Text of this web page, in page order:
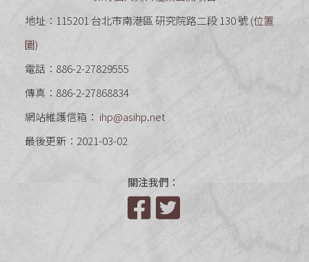
地址：115201 台北市南港區 研究院路二段 130 號 (位置
圖)
電話：886-2-27829555
傳真：886-2-27868834
網站維護信箱： ihp@asihp.net
最後更新：2021-03-02
關注我們：
Facebook